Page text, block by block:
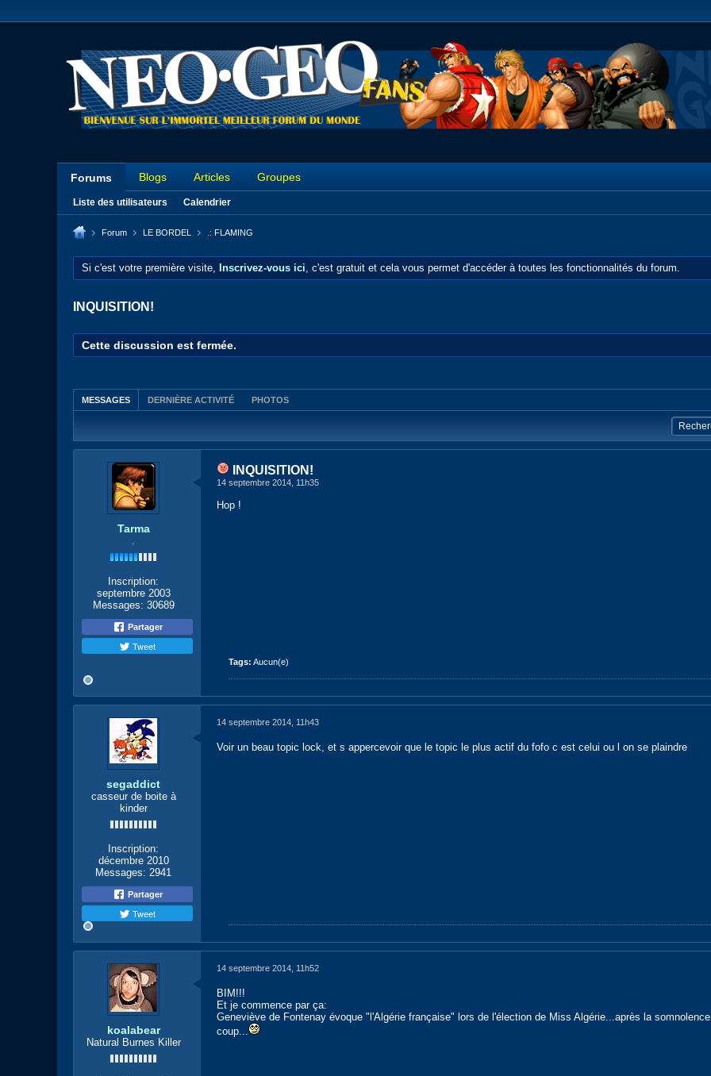
Forums Blogs Articles Groupes
Liste des utilisateurs Calendrier
Forum LE BORDEL .: FLAMING
Si c'est votre première visite, Inscrivez-vous ici, c'est gratuit et cela vous permet d'accéder à toutes les fonctionnalités du forum.
INQUISITION!
Cette discussion est fermée.
MESSAGES DERNIÈRE ACTIVITÉ PHOTOS
Tarma
.
Inscription:
septembre 2003
Messages: 30689
Partager
Tweet
INQUISITION!
14 septembre 2014, 11h35
Hop !
Tags: Aucun(e)
segaddict
casseur de boite à
kinder
Inscription:
décembre 2010
Messages: 2941
Partager
Tweet
14 septembre 2014, 11h43
Voir un beau topic lock, et s appercevoir que le topic le plus actif du fofo c est celui ou l on se plaindre
koalabear
Natural Burnes Killer
14 septembre 2014, 11h52
BIM!!!
Et je commence par ça:
Geneviève de Fontenay évoque "l'Algérie française" lors de l'élection de Miss Algérie...après la
coup...